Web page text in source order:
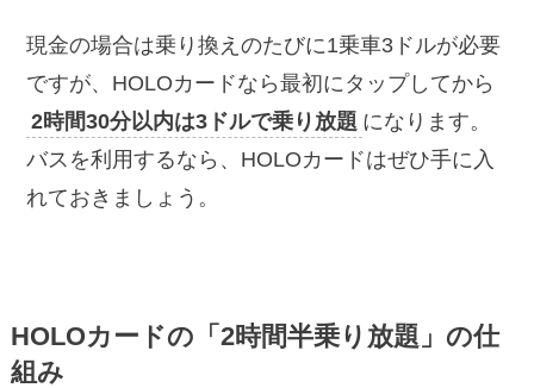
現金の場合は乗り換えのたびに1乗車3ドルが必要
ですが、HOLOカードなら最初にタップしてから
2時間30分以内は3ドルで乗り放題 になります。
バスを利用するなら、HOLOカードはぜひ手に入
れておきましょう。
HOLOカードの「2時間半乗り放題」の仕
組み